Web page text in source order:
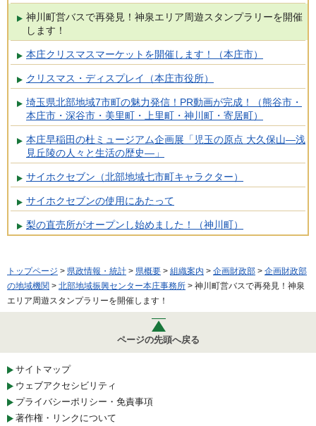
神川町営バスで再発見！神泉エリア周遊スタンプラリーを開催
します！
本庄クリスマスマーケットを開催します！（本庄市）
クリスマス・ディスプレイ（本庄市役所）
埼玉県北部地域7市町の魅力発信！PR動画が完成！（熊谷市・
本庄市・深谷市・美里町・上里町・神川町・寄居町）
本庄早稲田の杜ミュージアム企画展「児玉の原点 大久保山―浅
見丘陵の人々と生活の歴史―」
サイホクセブン（北部地域七市町キャラクター）
サイホクセブンの使用にあたって
梨の直売所がオープンし始めました！（神川町）
トップページ > 県政情報・統計 > 県概要 > 組織案内 > 企画財政部 > 企画財政部
の地域機関 > 北部地域振興センター本庄事務所 > 神川町営バスで再発見！神泉
エリア周遊スタンプラリーを開催します！
ページの先頭へ戻る
サイトマップ
ウェブアクセシビリティ
プライバシーポリシー・免責事項
著作権・リンクについて